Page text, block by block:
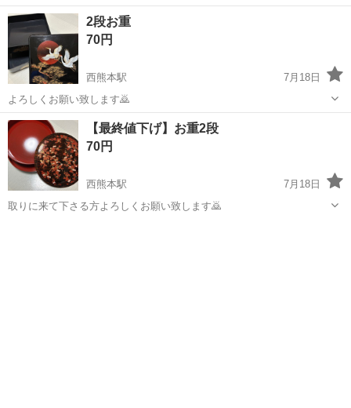
熊本 熊本市 西熊本駅
2段お重
70円
西熊本駅
7月18日
よろしくお願い致します🙇
熊本 熊本市 西熊本駅 食器
【最終値下げ】お重2段
70円
西熊本駅
7月18日
取りに来て下さる方よろしくお願い致します🙇